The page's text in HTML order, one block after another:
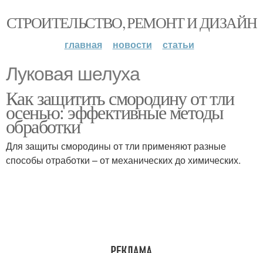
СТРОИТЕЛЬСТВО, РЕМОНТ И ДИЗАЙН
главная новости статьи
Луковая шелуха
Как защитить смородину от тли
осенью: эффективные методы
обработки
Для защиты смородины от тли применяют разные
способы отработки – от механических до химических.